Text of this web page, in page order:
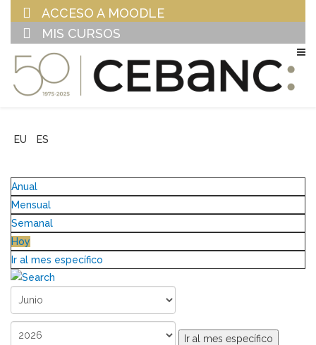
ACCESO A MOODLE
MIS CURSOS
EU ES
Anual
Mensual
Semanal
Hoy
Ir al mes específico
Ir al mes específico